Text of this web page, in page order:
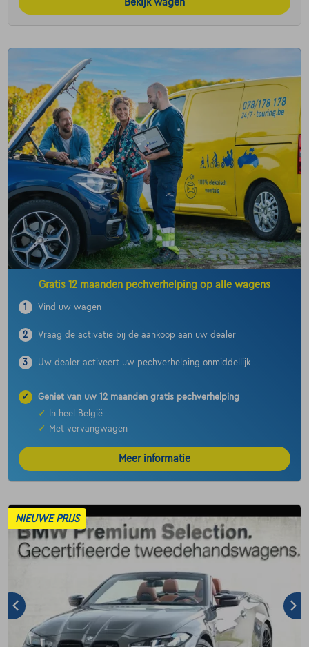
Bekijk wagen
Gratis 12 maanden pechverhelping op alle wagens
1 Vind uw wagen
2 Vraag de activatie bij de aankoop aan uw dealer
3 Uw dealer activeert uw pechverhelping onmiddellijk
✓
Geniet van uw 12 maanden gratis pechverhelping
✓
In heel België
✓
Met vervangwagen
Meer informatie
NIEUWE PRIJS